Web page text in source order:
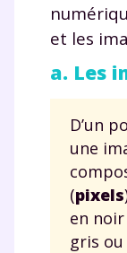
et les
a. Les
D’un
une
(pixels
en
gris